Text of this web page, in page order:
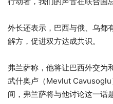
外长还表示，巴西与俄、乌都
解方，促进双方达成共识。
弗兰萨称，他将让巴西外交为
武什奥卢（Mevlut
间，弗兰萨将与他讨论这一话题